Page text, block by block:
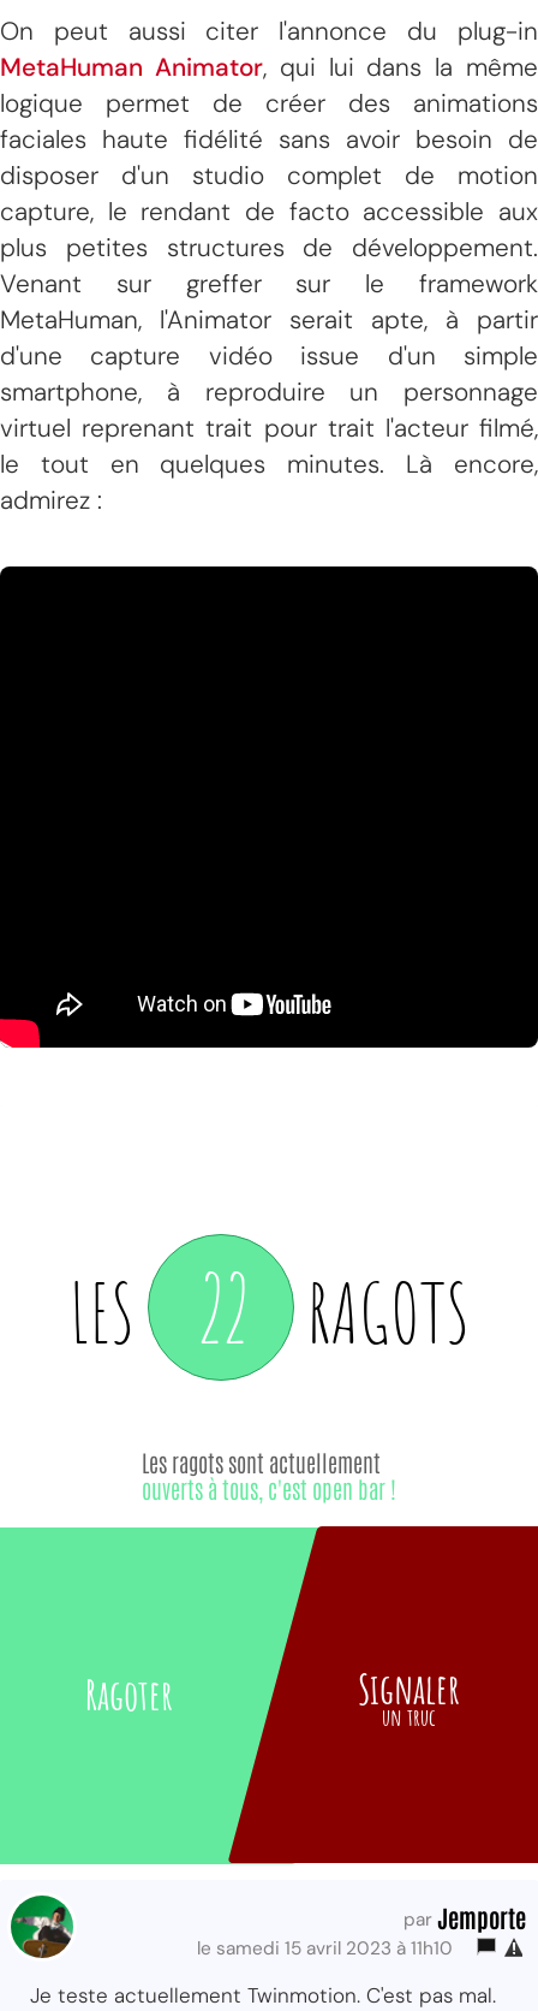
On peut aussi citer l'annonce du plug-in
MetaHuman Animator, qui lui dans la même
logique permet de créer des animations
faciales haute fidélité sans avoir besoin de
disposer d'un studio complet de motion
capture, le rendant de facto accessible aux
plus petites structures de développement.
Venant sur greffer sur le framework
MetaHuman, l'Animator serait apte, à partir
d'une capture vidéo issue d'un simple
smartphone, à reproduire un personnage
virtuel reprenant trait pour trait l'acteur filmé,
le tout en quelques minutes. Là encore,
admirez :
LES 22 RAGOTS
Ragoter
Les ragots sont actuellement
ouverts à tous, c'est open bar !
Signaler
un truc
par Jemporte
le samedi 15 avril 2023 à 11h10
Je teste actuellement Twinmotion. C'est pas mal.